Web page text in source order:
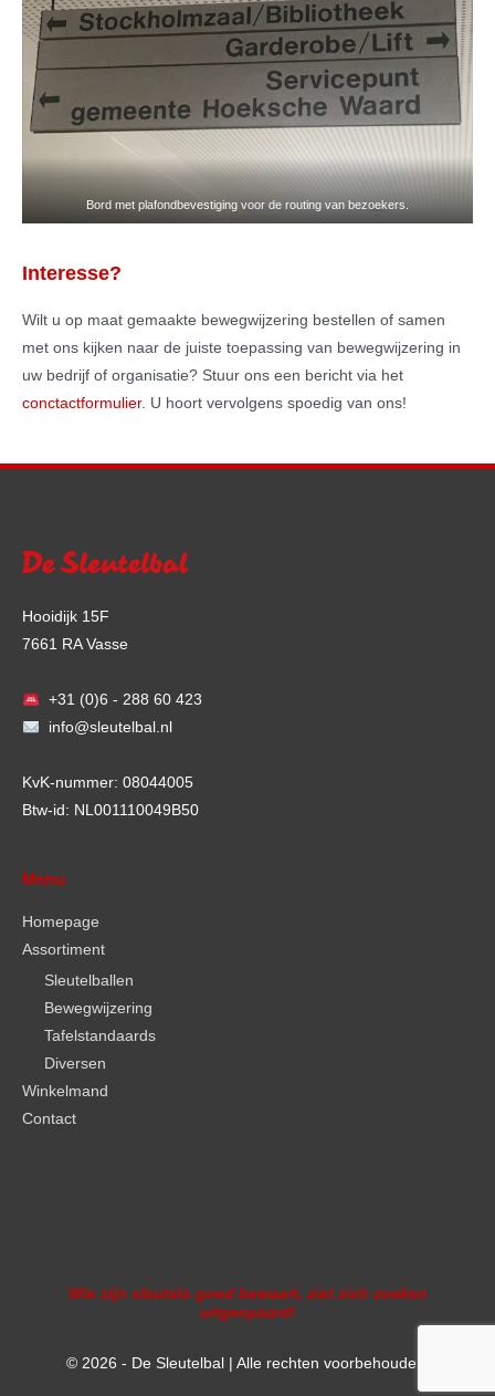
Bord met plafondbevestiging voor de routing van bezoekers.
Interesse?
Wilt u op maat gemaakte bewegwijzering bestellen of samen
met ons kijken naar de juiste toepassing van bewegwijzering in
uw bedrijf of organisatie? Stuur ons een bericht via het
conctactformulier. U hoort vervolgens spoedig van ons!
Hooidijk 15F
7661 RA Vasse
+31 (0)6 - 288 60 423
info@sleutelbal.nl
KvK-nummer: 08044005
Btw-id: NL001110049B50
Menu
Homepage
Assortiment
Sleutelballen
Bewegwijzering
Tafelstandaards
Diversen
Winkelmand
Contact
Wie zijn sleutels goed bewaart, ziet zich zoeken
uitgespaard!
© 2026 - De Sleutelbal| Alle rechten voorbehouden.